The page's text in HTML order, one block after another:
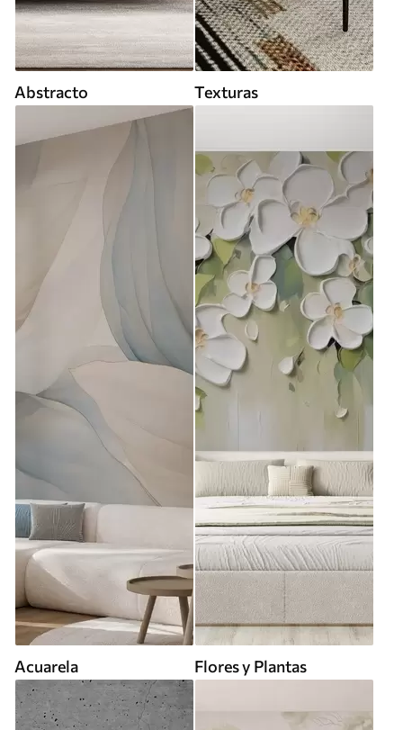
Abstracto Texturas
Acuarela Flores y Plantas